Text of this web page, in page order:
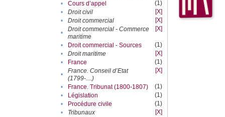
•
Cours d’appel
(1)
•
Droit civil
[X]
•
Droit commercial
[X]
•
Droit commercial - Commerce
maritime
[X]
• Droit commercial - Sources
(1)
•
Droit maritime
[X]
•
France
(1)
•
France. Conseil d’Etat
(1799-....)
[X]
• France. Tribunat (1800-1807)
(1)
•
Législation
(1)
•
Procédure civile
(1)
•
Tribunaux
[X]